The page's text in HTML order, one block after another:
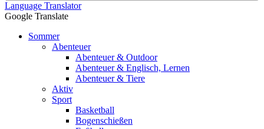
Language Translator
Google Translate
Sommer
Abenteuer
Abenteuer & Outdoor
Abenteuer & Englisch, Lernen
Abenteuer & Tiere
Aktiv
Sport
Basketball
Bogenschießen